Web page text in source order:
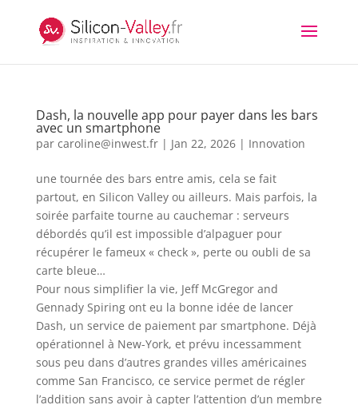
Dash, la nouvelle app pour payer dans les bars
avec un smartphone
par caroline@inwest.fr| Jan 22, 2026| Innovation
une tournée des bars entre amis, cela se fait
partout, en Silicon Valley ou ailleurs. Mais parfois, la
soirée parfaite tourne au cauchemar : serveurs
débordés qu’il est impossible d’alpaguer pour
récupérer le fameux « check », perte ou oubli de sa
carte bleue…
Pour nous simplifier la vie, Jeff McGregor and
Gennady Spiring ont eu la bonne idée de lancer
Dash, un service de paiement par smartphone. Déjà
opérationnel à New-York, et prévu incessamment
sous peu dans d’autres grandes villes américaines
comme San Francisco, ce service permet de régler
l’addition sans avoir à capter l’attention d’un membre